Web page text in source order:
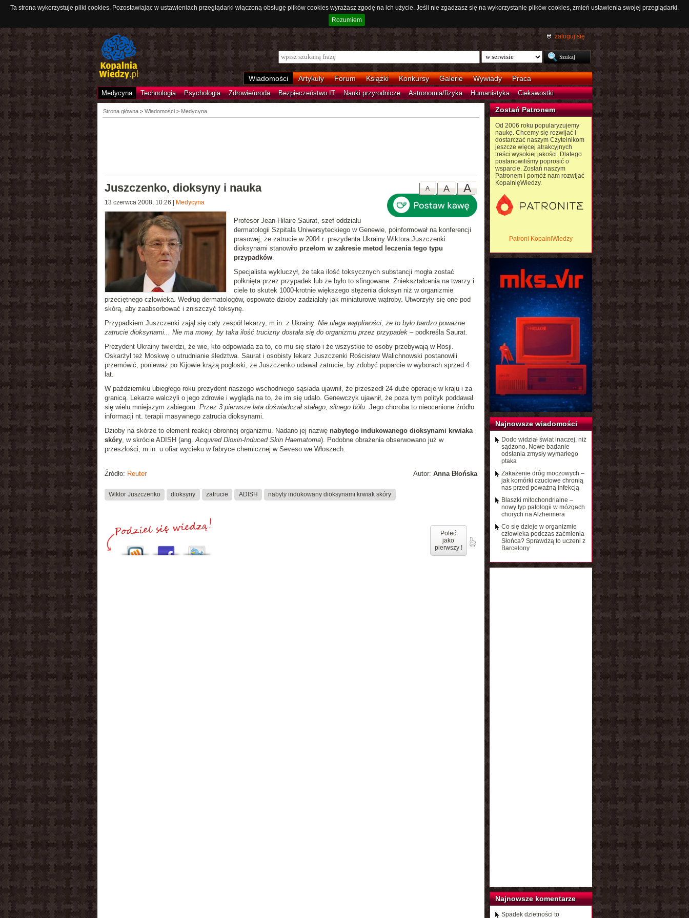
Ta strona wykorzystuje pliki cookies. Pozostawiając w ustawieniach przeglądarki włączoną obsługę plików cookies wyrażasz zgodę na ich użycie. Jeśli nie zgadzasz się na wykorzystanie plików cookies, zmień ustawienia swojej przeglądarki.
Rozumiem
zaloguj się
Wiadomości Artykuły Forum Książki Konkursy Galerie Wywiady Praca
Medycyna Technologia Psychologia Zdrowie/uroda Bezpieczeństwo IT Nauki przyrodnicze Astronomia/fizyka Humanistyka Ciekawostki
Strona główna> Wiadomości > Medycyna
A
A
A
Juszczenko, dioksyny i nauka
13 czerwca 2008, 10:26 Medycyna
Profesor Jean-Hilaire Saurat, szef oddziału
dermatologii Szpitala Uniwersyteckiego w Genewie, poinformował na konferencji
prasowej, że zatrucie w 2004 r. prezydenta Ukrainy Wiktora Juszczenki
dioksynami stanowiło przełom w zakresie metod leczenia tego typu
przypadków.
Specjalista wykluczył, że taka ilość toksycznych substancji mogła zostać
połknięta przez przypadek lub że było to sfingowane. Zniekształcenia na twarzy i
ciele to skutek 1000-krotnie większego stężenia dioksyn niż w organizmie
przeciętnego człowieka. Według dermatologów, ospowate dzioby zadziałały jak miniaturowe wątroby. Utworzyły się one pod
skórą, aby zaabsorbować i zniszczyć toksynę.
Przypadkiem Juszczenki zajął się cały zespół lekarzy, m.in. z Ukrainy. Nie ulega wątpliwości, że to było bardzo poważne
zatrucie dioksynami... Nie ma mowy, by taka ilość trucizny dostała się do organizmu przez przypadek– podkreśla Saurat.
Prezydent Ukrainy twierdzi, że wie, kto odpowiada za to, co mu się stało i że wszystkie te osoby przebywają w Rosji.
Oskarżył też Moskwę o utrudnianie śledztwa. Saurat i osobisty lekarz Juszczenki Rościsław Walichnowski postanowili
przemówić, ponieważ po Kijowie krążą pogłoski, że Juszczenko udawał zatrucie, by zdobyć poparcie w wyborach sprzed 4
lat.
W październiku ubiegłego roku prezydent naszego wschodniego sąsiada ujawnił, że przeszedł 24 duże operacje w kraju i za
granicą. Lekarze walczyli o jego zdrowie i wygląda na to, że im się udało. Genewczyk ujawnił, że poza tym polityk poddawał
się wielu mniejszym zabiegom. Przez 3 pierwsze lata doświadczał stałego, silnego bólu. Jego choroba to nieocenione źródło
informacji nt. terapii masywnego zatrucia dioksynami.
Dzioby na skórze to element reakcji obronnej organizmu. Nadano jej nazwę nabytego indukowanego dioksynami krwiaka
skóry, w skrócie ADISH (ang.Acquired Dioxin-Induced Skin Haematoma). Podobne obrażenia obserwowano już w
przeszłości, m.in. u ofiar wycieku w fabryce chemicznej w Seveso we Włoszech.
Autor: Anna Błońska
Źródło: Reuter
Wiktor Juszczenko dioksyny zatrucie ADISH nabyty indukowany dioksynami krwiak skóry
Poleć
jako
pierwszy !
Zostań Patronem
Od 2006 roku popularyzujemy
naukę. Chcemy się rozwijać i
dostarczać naszym Czytelnikom
jeszcze więcej atrakcyjnych
treści wysokiej jakości. Dlatego
postanowiliśmy poprosić o
wsparcie. Zostań naszym
Patronem i pomóż nam rozwijać
KopalnięWiedzy.
Patroni KopalniWiedzy
Najnowsze wiadomości
Dodo widział świat inaczej, niż
sądzono. Nowe badanie
odsłania zmysły wymarłego
ptaka
Zakażenie dróg moczowych –
jak komórki czuciowe chronią
nas przed poważną infekcją
Blaszki mitochondrialne –
nowy typ patologii w mózgach
chorych na Alzheimera
Co się dzieje w organizmie
człowieka podczas zaćmienia
Słońca? Sprawdzą to uczeni z
Barcelony
Najnowsze komentarze
Spadek dzietności to